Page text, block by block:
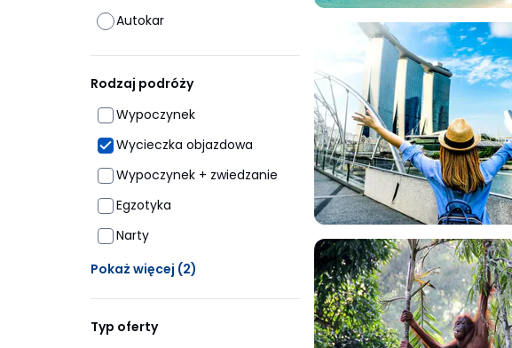
Autokar
Rodzaj podróży
Wypoczynek
Wycieczka objazdowa
Wypoczynek + zwiedzanie
Egzotyka
Narty
Pokaż więcej (2)
Typ oferty